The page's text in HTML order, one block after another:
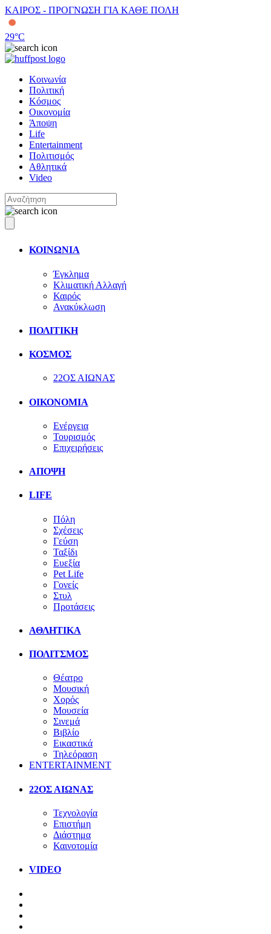
ΚΑΙΡΟΣ - ΠΡΟΓΝΩΣΗ ΓΙΑ ΚΑΘΕ ΠΟΛΗ
29°C
Κοινωνία
Πολιτική
Κόσμος
Οικονομία
Άποψη
Life
Entertainment
Πολιτισμός
Αθλητικά
Video
ΚΟΙΝΩΝΙΑ
Έγκλημα
Κλιματική Αλλαγή
Καιρός
Ανακύκλωση
ΠΟΛΙΤΙΚΗ
ΚΟΣΜΟΣ
22ΟΣ ΑΙΩΝΑΣ
ΟΙΚΟΝΟΜΙΑ
Ενέργεια
Τουρισμός
Επιχειρήσεις
ΑΠΟΨΗ
LIFE
Πόλη
Σχέσεις
Γεύση
Ταξίδι
Ευεξία
Pet Life
Γονείς
Στυλ
Προτάσεις
ΑΘΛΗΤΙΚΑ
ΠΟΛΙΤΣΜΟΣ
Θέατρο
Μουσική
Χορός
Μουσεία
Σινεμά
Βιβλίο
Εικαστικά
Τηλεόραση
ENTERTAINMENT
22ΟΣ ΑΙΩΝΑΣ
Τεχνολογία
Επιστήμη
Διάστημα
Καινοτομία
VIDEO